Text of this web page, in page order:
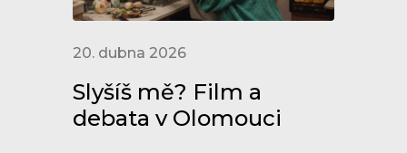
20. dubna 2026
Slyšíš mě? Film a
debata v Olomouci